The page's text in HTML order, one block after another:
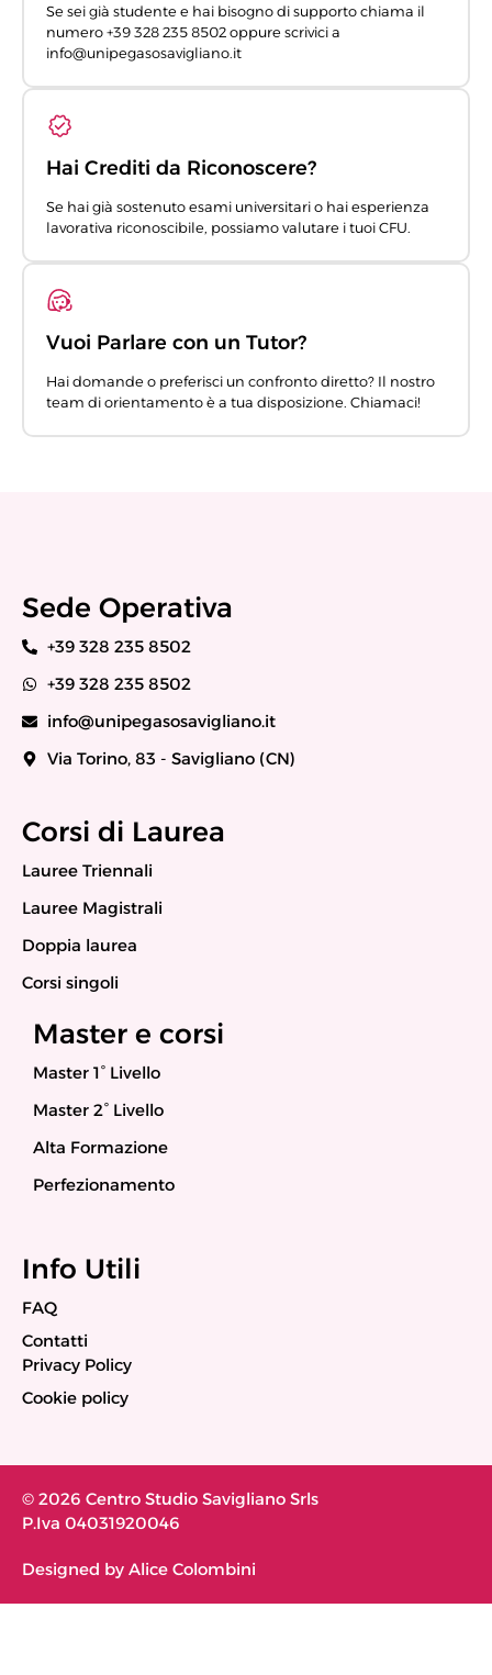
Se sei già studente e hai bisogno di supporto chiama il
numero +39 328 235 8502 oppure scrivici a
info@unipegasosavigliano.it
Hai Crediti da Riconoscere?
Se hai già sostenuto esami universitari o hai esperienza
lavorativa riconoscibile, possiamo valutare i tuoi CFU.
Vuoi Parlare con un Tutor?
Hai domande o preferisci un confronto diretto? Il nostro
team di orientamento è a tua disposizione. Chiamaci!
Sede Operativa
+39 328 235 8502
+39 328 235 8502
info@unipegasosavigliano.it
Via Torino, 83 - Savigliano (CN)
Corsi di Laurea
Lauree Triennali
Lauree Magistrali
Doppia laurea
Corsi singoli
Master e corsi
Master 1° Livello
Master 2° Livello
Alta Formazione
Perfezionamento
Info Utili
FAQ
Contatti
Privacy Policy
Cookie policy
© 2026 Centro Studio Savigliano Srls
P.Iva 04031920046
Designed by Alice Colombini